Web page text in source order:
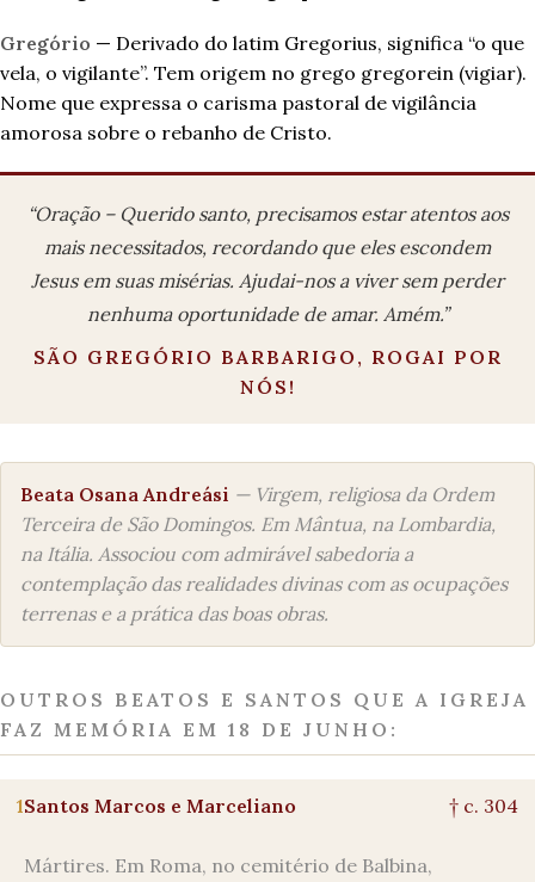
Gregório — Derivado do latim Gregorius, significa “o que
vela, o vigilante”. Tem origem no grego gregorein (vigiar).
Nome que expressa o carisma pastoral de vigilância
amorosa sobre o rebanho de Cristo.
“Oração – Querido santo, precisamos estar atentos aos
mais necessitados, recordando que eles escondem
Jesus em suas misérias. Ajudai-nos a viver sem perder
nenhuma oportunidade de amar. Amém.”
SÃO GREGÓRIO BARBARIGO, ROGAI POR
NÓS!
Beata Osana Andreási — Virgem, religiosa da Ordem
Terceira de São Domingos. Em Mântua, na Lombardia,
na Itália. Associou com admirável sabedoria a
contemplação das realidades divinas com as ocupações
terrenas e a prática das boas obras.
OUTROS BEATOS E SANTOS QUE A IGREJA
FAZ MEMÓRIA EM 18 DE JUNHO:
1Santos Marcos e Marceliano
Mártires. Em Roma, no cemitério de Balbina,
† c. 304